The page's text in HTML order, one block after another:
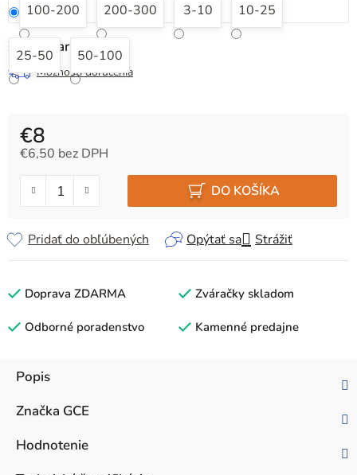
100-200
200-300 3-10 10-25
25-50 50-100
Zvoľte variant
Možnosti doručenia
€8
€6,50 bez DPH
DO KOŠÍKA
Opýtať sa Strážiť
Pridať do obľúbených
Doprava ZDARMA Zváračky skladom
Odborné poradenstvo Kamenné predajne
Popis
Značka GCE
Hodnotenie